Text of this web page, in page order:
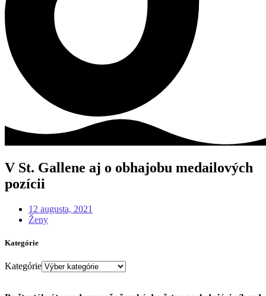
V St. Gallene aj o obhajobu medailových
pozícii
12 augusta, 2021
Ženy
Kategórie
Kategórie